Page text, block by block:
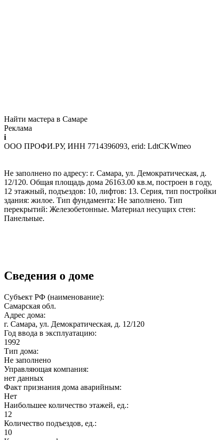
Найти мастера в Самаре
Реклама
i
ООО ПРОФИ.РУ, ИНН 7714396093, erid: LdtCKWmeo
Не заполнено по адресу: г. Самара, ул. Демократическая, д.
12/120. Общая площадь дома 26163.00 кв.м, построен в году,
12 этажный, подъездов: 10, лифтов: 13. Серия, тип постройки
здания: жилое. Тип фундамента: Не заполнено. Тип
перекрытий: Железобетонные. Материал несущих стен:
Панельные.
Сведения о доме
Субъект РФ (наименование):
Самарская обл.
Адрес дома:
г. Самара, ул. Демократическая, д. 12/120
Год ввода в эксплуатацию:
1992
Тип дома:
Не заполнено
Управляющая компания:
нет данных
Факт признания дома аварийным:
Нет
Наибольшее количество этажей, ед.:
12
Количество подъездов, ед.:
10